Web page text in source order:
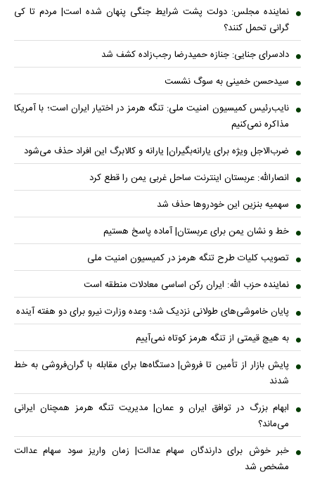
نماینده مجلس: دولت پشت شرایط جنگی پنهان شده است| مردم تا کی
گرانی تحمل کنند؟
دادسرای جنایی: جنازه حمیدرضا رجب‌زاده کشف شد
سیدحسن خمینی به سوگ نشست
نایب‌رئیس کمیسیون امنیت ملی: تنگه هرمز در اختیار ایران است؛ با آمریکا
مذاکره نمی‌کنیم
ضرب‌الاجل ویژه برای یارانه‌بگیران| یارانه و کالابرگ این افراد حذف می‌شود
انصارالله: عربستان اینترنت ساحل غربی یمن را قطع کرد
سهمیه بنزین این خودروها حذف شد
خط و نشان یمن برای عربستان| آماده پاسخ هستیم
تصویب کلیات طرح تنگه هرمز در کمیسیون امنیت ملی
نماینده حزب الله: ایران رکن اساسی معادلات منطقه است
پایان خاموشی‌های طولانی نزدیک شد؛ وعده وزارت نیرو برای دو هفته آینده
به هیچ قیمتی از تنگه هرمز کوتاه نمی‌آییم
پایش بازار از تأمین تا فروش| دستگاه‌ها برای مقابله با گران‌فروشی به خط
شدند
ابهام بزرگ در توافق ایران و عمان| مدیریت تنگه هرمز همچنان ایرانی
می‌ماند؟
خبر خوش برای دارندگان سهام عدالت| زمان واریز سود سهام عدالت
مشخص شد